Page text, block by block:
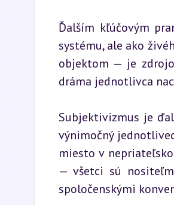
Ďalším kľúčovým
systému, ale ako
objektom — je
dráma jednotlivca
Subjektivizmus je
výnimočný
miesto v
— všetci sú
spoločenskými